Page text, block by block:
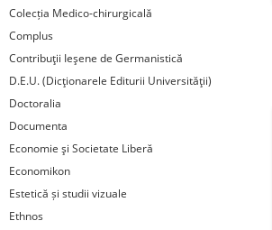
Colecția Medico-chirurgicală
Complus
Contribuţii Ieşene de Germanistică
D.E.U. (Dicţionarele Editurii Universităţii)
Doctoralia
Documenta
Economie şi Societate Liberă
Economikon
Estetică și studii vizuale
Ethnos